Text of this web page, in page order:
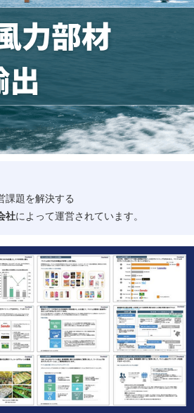
ベトナム業界地図
課題を解決する
社によって運営されています。